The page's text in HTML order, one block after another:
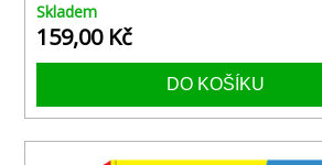
Skladem
159,00 Kč